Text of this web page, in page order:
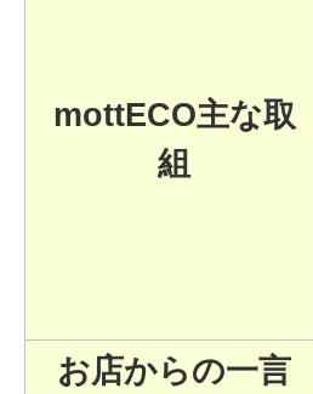
mottECO主な取
組
お店からの一言